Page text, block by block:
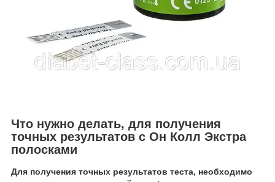
Что нужно делать, для получения
точных результатов с Он Колл Экстра
полосками
Для получения точных результатов теста, необходимо